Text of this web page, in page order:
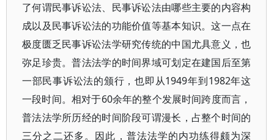
了何谓民事诉讼法、民事诉讼法由哪些主要的内容构
成以及民事诉讼法的功能价值等基本知识。这一点在
极度匮乏民事诉讼法学研究传统的中国尤具意义，也
弥足珍贵。普法法学的时间界域可划定在建国后至第
一部民事诉讼法的颁行，也即从1949年到1982年这
一段时间。相对于60余年的整个发展时间跨度而言，
普法法学所历经的时间阶段可谓漫长，占整个时间的
三分之二还多。因此，普法法学的内功练得颇为深